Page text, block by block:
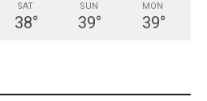
SAT
38°
SUN
39°
MON
39°